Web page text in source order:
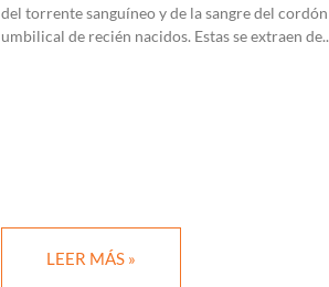
del torrente sanguíneo y de la sangre del cordón
umbilical de recién nacidos. Estas se extraen de
LEER MÁS »